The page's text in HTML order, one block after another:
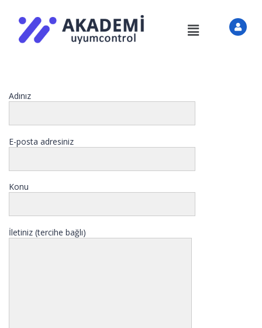
Adınız
E-posta adresiniz
Konu
İletiniz (tercihe bağlı)